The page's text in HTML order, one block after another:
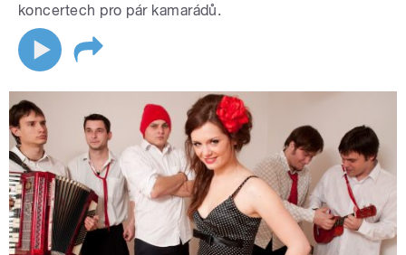
koncertech pro pár kamarádů.